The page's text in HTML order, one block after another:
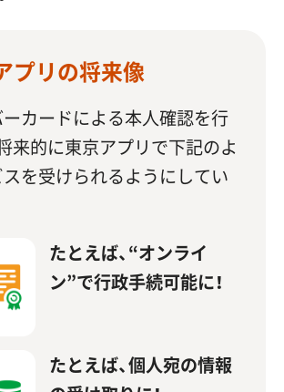
プリの将来像
カードによる本人確認を行
来的に東京アプリで下記のよ
を受けられるようにしてい
たとえば、“オンライ
ン”で行政手続可能に！
たとえば、個人宛の情報